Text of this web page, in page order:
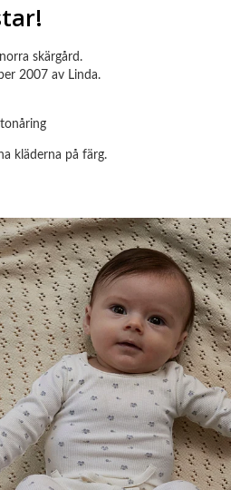
skärgård.
2007 av Linda.
kläderna på färg.